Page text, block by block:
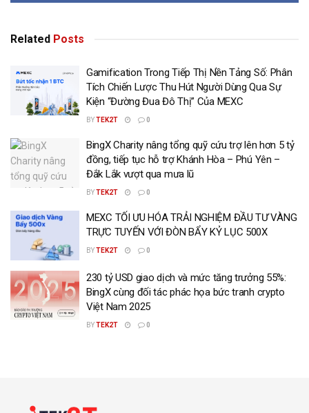
Related Posts
Gamification Trong Tiếp Thị Nền Tảng Số: Phân
Tích Chiến Lược Thu Hút Người Dùng Qua Sự
Kiện “Đường Đua Đô Thị” Của MEXC
BYTEK2T 0
BingX Charity nâng tổng quỹ cứu trợ lên hơn 5 tỷ
đồng, tiếp tục hỗ trợ Khánh Hòa – Phú Yên –
Đắk Lắk vượt qua mưa lũ
BYTEK2T 0
MEXC TỐI ƯU HÓA TRẢI NGHIỆM ĐẦU TƯ VÀNG
TRỰC TUYẾN VỚI ĐÒN BẨY KỶ LỤC 500X
BYTEK2T 0
230 tỷ USD giao dịch và mức tăng trưởng 55%:
BingX cùng đối tác phác họa bức tranh crypto
Việt Nam 2025
BYTEK2T 0